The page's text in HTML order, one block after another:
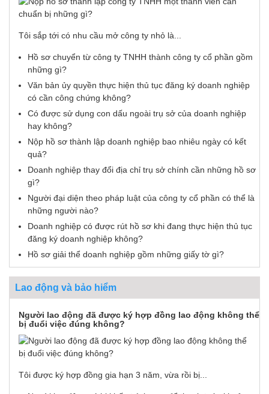
Tôi sắp tới có nhu cầu mở công ty nhỏ là...
Hồ sơ chuyển từ công ty TNHH thành công ty cổ phần gồm
những gì?
Văn bản ủy quyền thực hiện thủ tục đăng ký doanh nghiệp
có cần công chứng không?
Có được sử dụng con dấu ngoài trụ sở của doanh nghiệp
hay không?
Nộp hồ sơ thành lập doanh nghiệp bao nhiêu ngày có kết
quả?
Doanh nghiệp thay đổi địa chỉ trụ sở chính cần những hồ sơ
gì?
Người đại diện theo pháp luật của công ty cổ phần có thể là
những người nào?
Doanh nghiệp có được rút hồ sơ khi đang thực hiện thủ tục
đăng ký doanh nghiệp không?
Hồ sơ giải thể doanh nghiệp gồm những giấy tờ gì?
Lao động và bảo hiểm
Người lao động đã được ký hợp đồng lao động không thể
bị đuổi việc đúng không?
Tôi được ký hợp đồng gia hạn 3 năm, vừa rồi bị...